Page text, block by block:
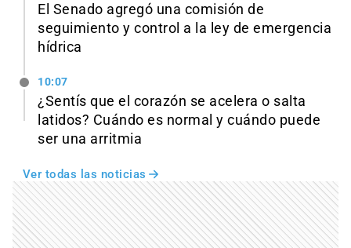
El Senado agregó una comisión de
seguimiento y control a la ley de emergencia
hídrica
10:07
¿Sentís que el corazón se acelera o salta
latidos? Cuándo es normal y cuándo puede
ser una arritmia
Ver todas las noticias